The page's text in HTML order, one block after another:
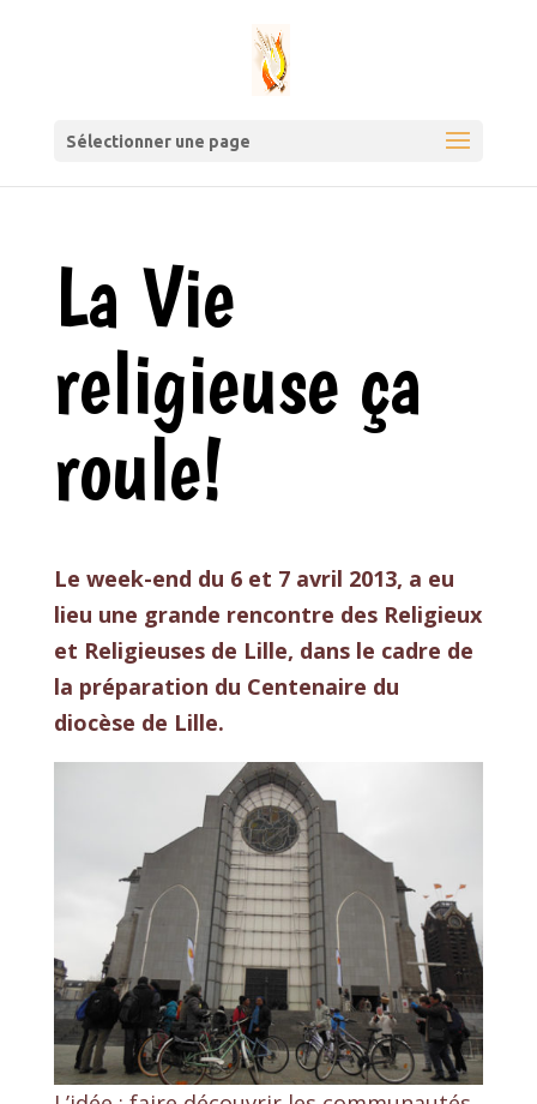
Sélectionner une page
La Vie
religieuse ça
roule!
Le week-end du 6 et 7 avril 2013, a eu
lieu une grande rencontre des Religieux
et Religieuses de Lille, dans le cadre de
la préparation du Centenaire du
diocèse de Lille.